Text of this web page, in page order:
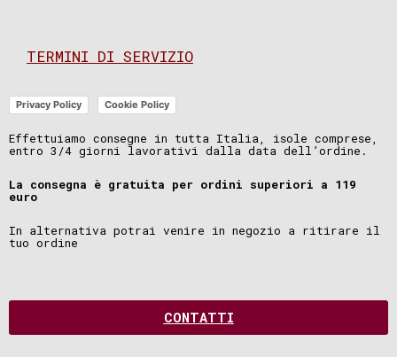
TERMINI DI SERVIZIO
Privacy Policy Cookie Policy
Effettuiamo consegne in tutta Italia, isole comprese,
entro 3/4 giorni lavorativi dalla data dell’ordine.
La consegna è gratuita per ordini superiori a 119
euro
In alternativa potrai venire in negozio a ritirare il
tuo ordine
CONTATTI